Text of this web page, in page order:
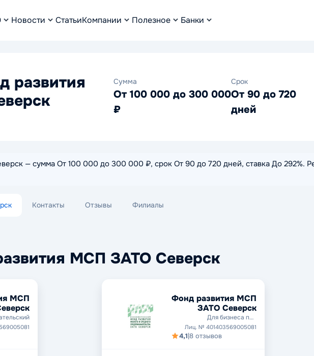
Новости СтатьиКомпании Полезное Банки
Сумма
От 100 000 до 300 000
₽
Срок
От 90 до 720
дней
— сумма От 100 000 до 300 000 ₽, срок От 90 до 720 дней, ставка До 292%.
Контакты Отзывы Филиалы
МСП ЗАТО Северск
МСП
Фонд развития МСП
ЗАТО Северск
Для бизнеса под
поручительство
Лиц. № 401403569005081
4,1|8 отзывов